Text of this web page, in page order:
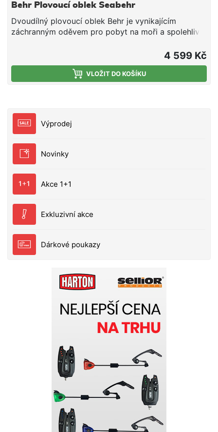
Výprodej
Novinky
Akce 1+1
Exkluzivní akce
Dárkové poukazy
Behr Plovoucí oblek Seabehr
Dvoudílný plovoucí oblek Behr je vynikajícím
záchranným oděvem pro pobyt na moři a spolehlivě
nejpřísnější normy pro ochranné oděvy EN ISO
12402-5. Bunda i kalhoty tohoto obleku mají dvojitě
svařované švy a jsou 100% odolné proti větru a
vodě. Bunda má odepínatelnou kapuci s reflexní
neoprenové manžety. Kalhoty jsou ze stejného
materiálu a jejich spodní část je rozepínací pro
polyester Výplň: pěna Reflexní materiál: 3M Solas
Oddělitelná kapuce bundy Neoprenové manžety
velikostí Velikost obleku Výška Váha Vztlak 2
SEABEHR S 160 - 167 cm 55 - 70 kg 72N 3
SEABEHR M 167 - 175 cm 70 - 85 kg 75.5N 4
SEABEHR L 175 - 183 cm 85 - 100 kg 75.6N 5
SEABEHR XL 183 - 190 cm 90 - 105 kg 80N 7
SEABEHR XXXL 198 - 201 cm 100 - 120 kg 90N
4 599 Kč
VLOŽIT DO KOŠÍKU